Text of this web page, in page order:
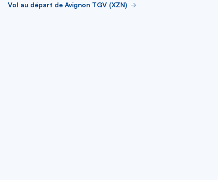
Vol au départ de Avignon TGV (XZN)